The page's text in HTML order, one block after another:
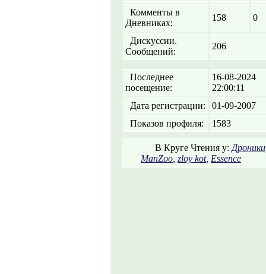
Комменты в
Дневниках:
158 0
Дискуссии.
Сообщений:
206
Последнее
посещение:
16-08-2024
22:00:11
Дата регистрации:
01-09-2007
Показов профиля:
1583
В Круге Чтения у: Дроники
ManZoo zloy kot, Essence